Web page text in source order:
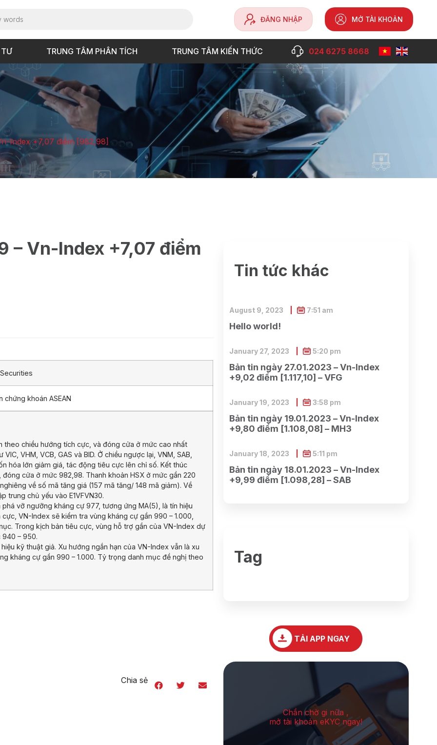
ĐĂNG NHẬP MỞ TÀI KHOẢN
TRUNG TÂM PHÂN TÍCH TRUNG TÂM KIẾN THỨC 024 6275 8668
Index +7,07 điểm [982,98]
– Vn-Index +7,07 điểm
chứng khoán ASEAN
chiều hướng tích cực, và đóng cửa ở mức cao nhất
VHM, VCB, GAS và BID. Ở chiều ngược lại, VNM, SAB,
hóa lớn giảm giá, tác động tiêu cực lên chỉ số. Kết thúc
cửa ở mức 982,98. Thanh khoản HSX ở mức gần 220
về số mã tăng giá (157 mã tăng/ 148 mã giảm). Về
trung chủ yếu vào E1VFVN30.
vỡ ngưỡng kháng cự 977, tương ứng MA(5), là tín hiệu
VN-Index sẽ kiểm tra vùng kháng cự gần 990 – 1.000,
Trong kịch bản tiêu cực, vùng hỗ trợ gần của VN-Index dự
– 950.
kỹ thuật giả. Xu hướng ngắn hạn của VN-Index vẫn là xu
kháng cự gần 990 – 1.000. Tỷ trọng danh mục đề nghị theo
Chia sẻ
Tin tức khác
Hello world!
August 9, 2023 7:51 am
Bản tin ngày 27.01.2023 – Vn-Index
+9,02 điểm [1.117,10] – VFG
January 27, 2023 5:20 pm
Bản tin ngày 19.01.2023 – Vn-Index
+9,80 điểm [1.108,08] – MH3
January 19, 2023 3:58 pm
Bản tin ngày 18.01.2023 – Vn-Index
+9,99 điểm [1.098,28] – SAB
January 18, 2023 5:11 pm
Tag
TẢI APP NGAY
Chần chờ gi nữa ,
mở tài khoản eKYC ngay!